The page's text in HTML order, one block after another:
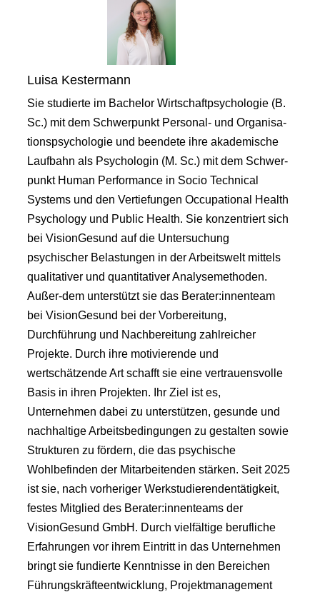
Luisa Kestermann
Sie studierte im Bachelor Wirtschaftpsychologie (B.
Sc.) mit dem Schwerpunkt Personal- und Organisa-
tionspsychologie und beendete ihre akademische
Laufbahn als Psychologin (M. Sc.) mit dem Schwer-
punkt Human Performance in Socio Technical
Systems und den Vertiefungen Occupational Health
Psychology und Public Health. Sie konzentriert sich
bei VisionGesund auf die Untersuchung
psychischer Belastungen in der Arbeitswelt mittels
qualitativer und quantitativer Analysemethoden.
Außer-dem unterstützt sie das Berater:innenteam
bei VisionGesund bei der Vorbereitung,
Durchführung und Nachbereitung zahlreicher
Projekte. Durch ihre motivierende und
wertschätzende Art schafft sie eine vertrauensvolle
Basis in ihren Projekten. Ihr Ziel ist es,
Unternehmen dabei zu unterstützen, gesunde und
nachhaltige Arbeitsbedingungen zu gestalten sowie
Strukturen zu fördern, die das psychische
Wohlbefinden der Mitarbeitenden stärken. Seit 2025
ist sie, nach vorheriger Werkstudierendentätigkeit,
festes Mitglied des Berater:innenteams der
VisionGesund GmbH. Durch vielfältige berufliche
Erfahrungen vor ihrem Eintritt in das Unternehmen
bringt sie fundierte Kenntnisse in den Bereichen
Führungskräfteentwicklung, Projektmanagement